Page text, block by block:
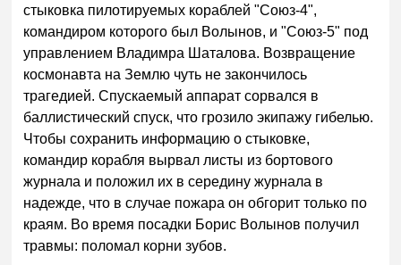
стыковка пилотируемых кораблей "Союз-4",
командиром которого был Волынов, и "Союз-5" под
управлением Владимра Шаталова. Возвращение
космонавта на Землю чуть не закончилось
трагедией. Спускаемый аппарат сорвался в
баллистический спуск, что грозило экипажу гибелью.
Чтобы сохранить информацию о стыковке,
командир корабля вырвал листы из бортового
журнала и положил их в середину журнала в
надежде, что в случае пожара он обгорит только по
краям. Во время посадки Борис Волынов получил
травмы: поломал корни зубов.